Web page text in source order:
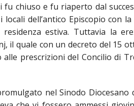
INTERRELIGIOSO
CENTRI DI ACCOGLIENZA
SPORTELLO GIOVANI PER
chiuso e fu riaperto dal
dell’antico Episcopio con
estiva. Tuttavia la
il quale con un decreto del 15
prescrizioni del Concilio di
nel Sinodo Diocesano